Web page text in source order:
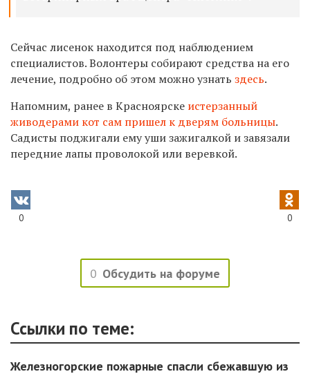
Сейчас лисенок находится под наблюдением
специалистов. Волонтеры собирают средства на его
лечение, подробно об этом можно узнать здесь.
Напомним, ранее в Красноярске истерзанный
живодерами кот сам пришел к дверям больницы.
Садисты поджигали ему уши зажигалкой и завязали
передние лапы проволокой или веревкой.
0 0
0 Обсудить на форуме
Ссылки по теме:
Железногорские пожарные спасли сбежавшую из